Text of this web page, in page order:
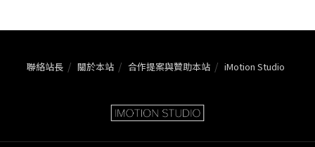
聯絡站長 關於本站 合作提案與贊助本站 iMotion Studio